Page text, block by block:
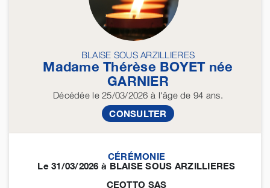
BLAISE SOUS ARZILLIERES
Madame Thérèse BOYETnée
GARNIER
Décédéele 25/03/2026 à l'âge de 94 ans.
CONSULTER
CÉRÉMONIE
Le 31/03/2026 à BLAISE SOUS ARZILLIERES
CEOTTO SAS